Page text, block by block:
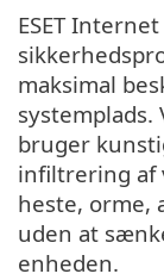
ESET
maksimal
systemplads.
bruger
infiltrering af
heste, orme,
uden at
enheden.